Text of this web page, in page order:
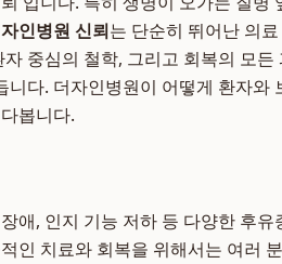
인병원 신뢰는 단순히 뛰어난 의료
중심의 철학, 그리고 회복의 모든
다. 더자인병원이 어떻게 환자와
봅니다.
애, 인지 기능 저하 등 다양한 후유
인 치료와 회복을 위해서는 여러